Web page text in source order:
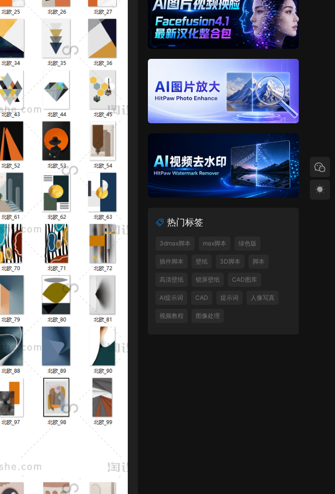
热门标签
3dmax脚本 max脚本 绿色版
插件脚本 壁纸 3D脚本 脚本
高清壁纸 锁屏壁纸 CAD图库
AI提示词 CAD 提示词 人像写真
视频教程 图像处理